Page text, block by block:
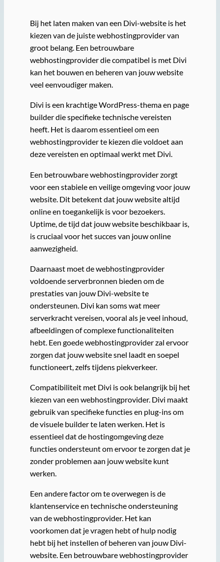
Bij het laten maken van een Divi-website is het
kiezen van de juiste webhostingprovider van
groot belang. Een betrouwbare
webhostingprovider die compatibel is met Divi
kan het bouwen en beheren van jouw website
veel eenvoudiger maken.
Divi is een krachtige WordPress-thema en page
builder die specifieke technische vereisten
heeft. Het is daarom essentieel om een
webhostingprovider te kiezen die voldoet aan
deze vereisten en optimaal werkt met Divi.
Een betrouwbare webhostingprovider zorgt
voor een stabiele en veilige omgeving voor jouw
website. Dit betekent dat jouw website altijd
online en toegankelijk is voor bezoekers.
Uptime, de tijd dat jouw website beschikbaar is,
is cruciaal voor het succes van jouw online
aanwezigheid.
Daarnaast moet de webhostingprovider
voldoende serverbronnen bieden om de
prestaties van jouw Divi-website te
ondersteunen. Divi kan soms wat meer
serverkracht vereisen, vooral als je veel inhoud,
afbeeldingen of complexe functionaliteiten
hebt. Een goede webhostingprovider zal ervoor
zorgen dat jouw website snel laadt en soepel
functioneert, zelfs tijdens piekverkeer.
Compatibiliteit met Divi is ook belangrijk bij het
kiezen van een webhostingprovider. Divi maakt
gebruik van specifieke functies en plug-ins om
de visuele builder te laten werken. Het is
essentieel dat de hostingomgeving deze
functies ondersteunt om ervoor te zorgen dat je
zonder problemen aan jouw website kunt
werken.
Een andere factor om te overwegen is de
klantenservice en technische ondersteuning
van de webhostingprovider. Het kan
voorkomen dat je vragen hebt of hulp nodig
hebt bij het instellen of beheren van jouw Divi-
website. Een betrouwbare webhostingprovider